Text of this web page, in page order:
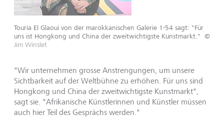
Touria El Glaoui von der marokkanischen Galerie 1-54 sagt: "Für
uns ist Hongkong und China der zweitwichtigste Kunstmarkt." ©
Jim Winslet
"Wir unternehmen grosse Anstrengungen, um unsere
Sichtbarkeit auf der Weltbühne zu erhöhen. Für uns sind
Hongkong und China der zweitwichtigste Kunstmarkt",
sagt sie. "Afrikanische Künstlerinnen und Künstler müssen
auch hier Teil des Gesprächs werden."